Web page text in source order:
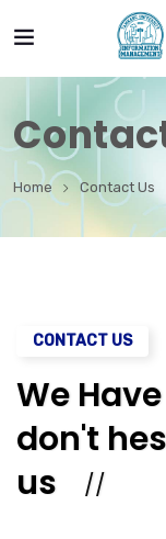
Home Contact Us
CONTACT US
We
don't
us